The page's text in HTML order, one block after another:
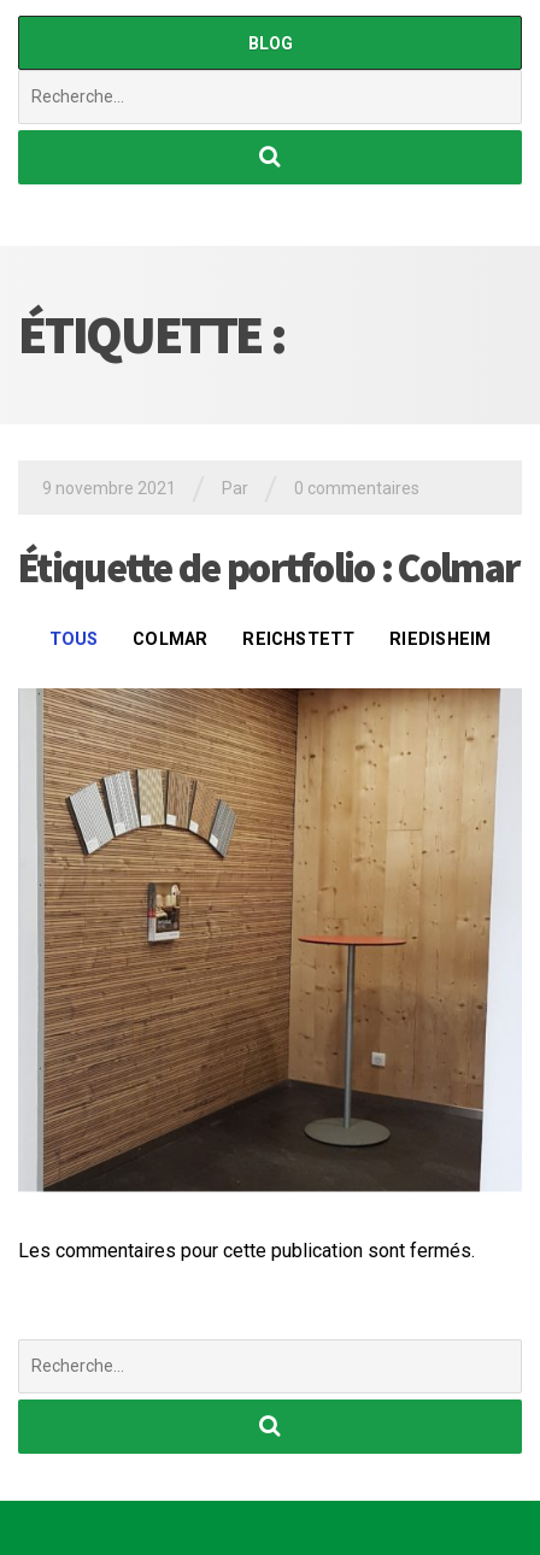
BLOG
ÉTIQUETTE :
9 novembre 2021 Par 0 commentaires
Étiquette de portfolio : Colmar
TOUS COLMAR REICHSTETT RIEDISHEIM
Les commentaires pour cette publication sont fermés.